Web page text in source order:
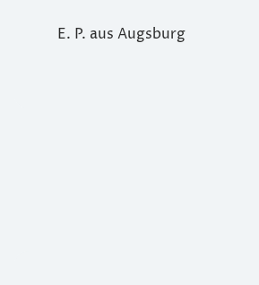
E. P. aus Augsburg